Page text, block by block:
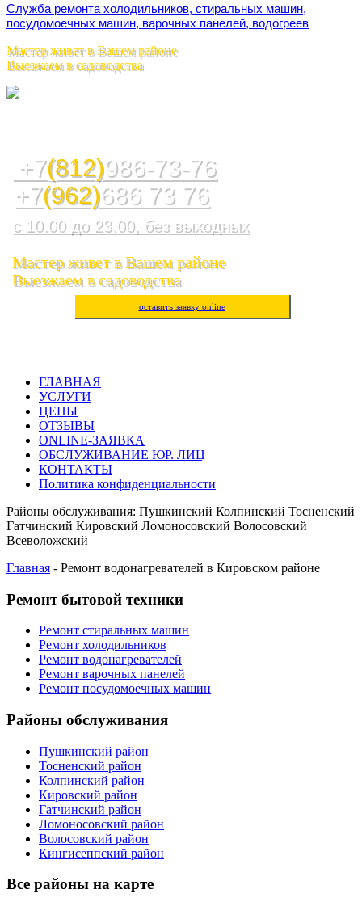
Служба ремонта холодильников, стиральных машин,
посудомоечных машин, варочных панелей, водогреев
Мастер живет в Вашем районе
Выезжаем в садоводства
+7(812)986-73-76
+7(962)686 73 76
с 10.00 до 23.00, без выходных
Мастер живет в Вашем районе
Выезжаем в садоводства
оставить заявку online
ГЛАВНАЯ
УСЛУГИ
ЦЕНЫ
ОТЗЫВЫ
ONLINE-ЗАЯВКА
ОБСЛУЖИВАНИЕ ЮР. ЛИЦ
КОНТАКТЫ
Политика конфиденциальности
Районы обслуживания: Пушкинский Колпинский Тосненский
Гатчинский Кировский Ломоносовский Волосовский
Всеволожский
Главная - Ремонт водонагревателей в Кировском районе
Ремонт бытовой техники
Ремонт стиральных машин
Ремонт холодильников
Ремонт водонагревателей
Ремонт варочных панелей
Ремонт посудомоечных машин
Районы обслуживания
Пушкинский район
Тосненский район
Колпинский район
Кировский район
Гатчинский район
Ломоносовский район
Волосовский район
Кингисеппский район
Все районы на карте